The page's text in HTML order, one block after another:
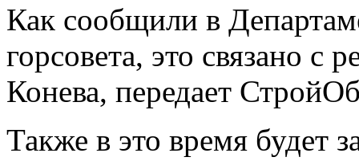
Как сообщили в
горсовета, это связано с
Конева, передает
Также в это время будет